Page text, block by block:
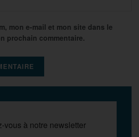
mon e-mail et mon site dans le
prochain commentaire.
vous à notre newsletter